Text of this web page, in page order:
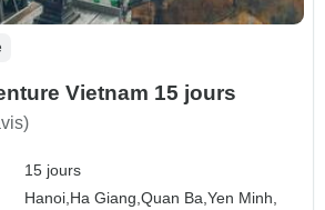
Vietnam 15 jours
15 jours
Hanoi,Ha Giang,Quan Ba,Yen Minh,